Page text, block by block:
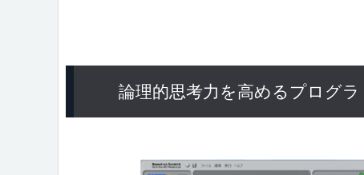
論理的思考力を高めるプログ